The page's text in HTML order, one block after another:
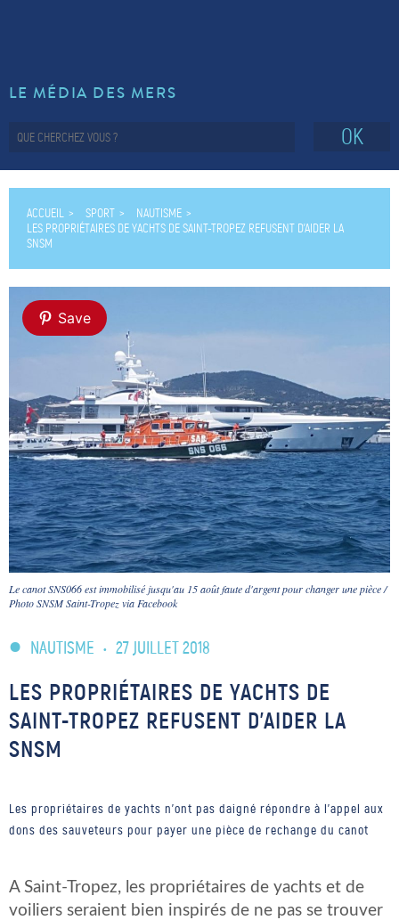
LE MÉDIA DES MERS
OK
ACCUEIL SPORT
NAUTISME
LES PROPRIÉTAIRES DE YACHTS DE SAINT-TROPEZ REFUSENT D’AIDER LA
SNSM
Save
Le canot SNS066 est immobilisé jusqu'au 15 août faute d'argent pour changer une pièce /
Photo SNSM Saint-Tropez via Facebook
NAUTISME • 27 JUILLET 2018
LES PROPRIÉTAIRES DE YACHTS DE
SAINT-TROPEZ REFUSENT D’AIDER LA
SNSM
Les propriétaires de yachts n'ont pas daigné répondre à l'appel aux
dons des sauveteurs pour payer une pièce de rechange du canot
A Saint-Tropez, les propriétaires de yachts et de
voiliers seraient bien inspirés de ne pas se trouver